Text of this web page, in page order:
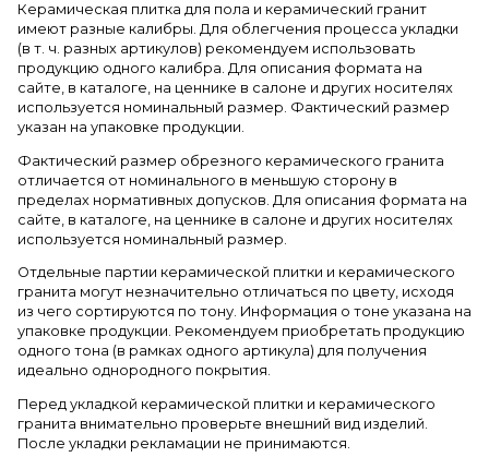
Керамическая плитка для пола и керамический гранит
имеют разные калибры. Для облегчения процесса укладки
(в т. ч. разных артикулов) рекомендуем использовать
продукцию одного калибра. Для описания формата на
сайте, в каталоге, на ценнике в салоне и других носителях
используется номинальный размер. Фактический размер
указан на упаковке продукции.
Фактический размер обрезного керамического гранита
отличается от номинального в меньшую сторону в
пределах нормативных допусков. Для описания формата на
сайте, в каталоге, на ценнике в салоне и других носителях
используется номинальный размер.
Отдельные партии керамической плитки и керамического
гранита могут незначительно отличаться по цвету, исходя
из чего сортируются по тону. Информация о тоне указана на
упаковке продукции. Рекомендуем приобретать продукцию
одного тона (в рамках одного артикула) для получения
идеально однородного покрытия.
Перед укладкой керамической плитки и керамического
гранита внимательно проверьте внешний вид изделий.
После укладки рекламации не принимаются.